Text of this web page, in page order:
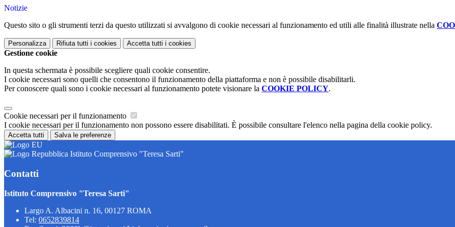
Notizie
Questo sito o gli strumenti terzi da questo utilizzati si avvalgono di cookie necessari al funzionamento ed utili alle finalità illustrate nella
Personalizza Rifiuta tutti i cookies Accetta tutti i cookies
Gestione cookie
In questa schermata è possibile scegliere quali cookie consentire.
I cookie necessari sono quelli che consentono il funzionamento della piattaforma e non è possibile disabilitarli.
Per conoscere quali sono i cookie necessari al funzionamento potete visionare la COOKIE POLICY.
Cookie necessari per il funzionamento
I cookie necessari per il funzionamento non possono essere disabilitati. È possibile consultare l'elenco nella pagina della cookie policy.
Accetta tutti Salva le preferenze
Istituto Comprensivo "Teresa Sarti"
Contatti
Istituto Comprensivo "Teresa Sarti"
Largo A. Albacini n. 16, 00127 ROMA
Tel: 0652839814